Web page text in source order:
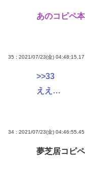
あのコピペ
35 : 2021/07/23(金) 04:48:15.17
>>33
ええ…
34 : 2021/07/23(金) 04:46:55.45
夢芝居コピ